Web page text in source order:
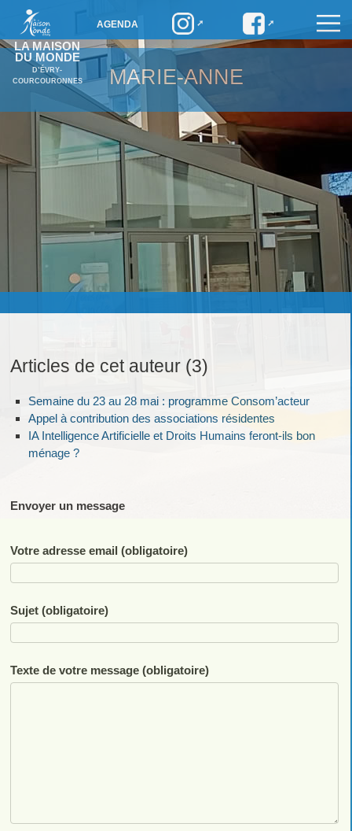
LA MAISON
DU MONDE
D’ÉVRY-
COURCOURONNES
AGENDA
MARIE-ANNE
Articles de cet auteur (3)
Semaine du 23 au 28 mai : programme Consom’acteur
Appel à contribution des associations résidentes
IA Intelligence Artificielle et Droits Humains feront-ils bon
ménage ?
Envoyer un message
Votre adresse email (obligatoire)
Sujet (obligatoire)
Texte de votre message (obligatoire)